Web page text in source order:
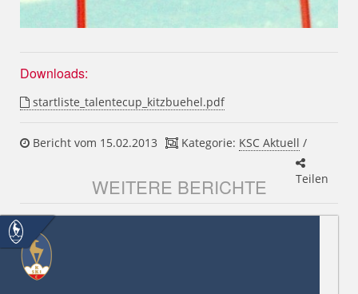
Downloads:
startliste_talentecup_kitzbuehel.pdf
Bericht vom 15.02.2013 Kategorie: KSC Aktuell /
Teilen
WEITERE BERICHTE